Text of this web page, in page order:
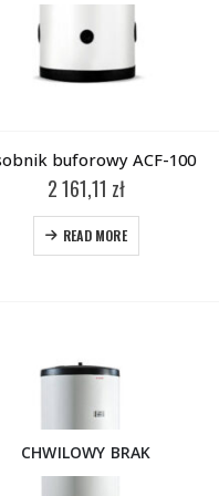
buforowy ACF-100
2 161,11 zł
READ MORE
CHWILOWY BRAK